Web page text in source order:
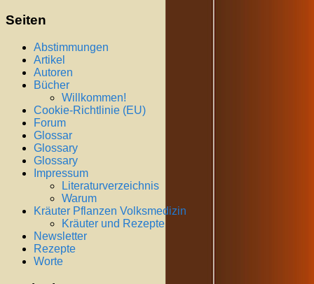
Seiten
Abstimmungen
Artikel
Autoren
Bücher
Willkommen!
Cookie-Richtlinie (EU)
Forum
Glossar
Glossary
Glossary
Impressum
Literaturverzeichnis
Warum
Kräuter Pflanzen Volksmedizin
Kräuter und Rezepte
Newsletter
Rezepte
Worte